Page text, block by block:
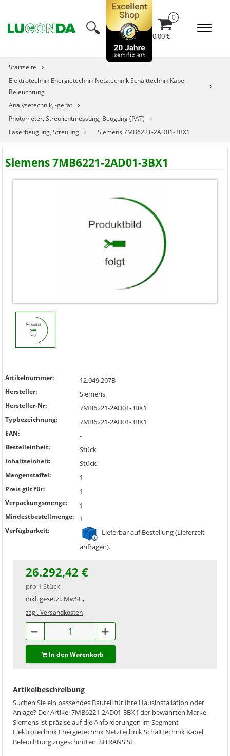
🔍︎ 0,00 €
Startseite
Elektrotechnik Energietechnik Netztechnik Schalttechnik Kabel
Beleuchtung
Analysetechnik, -gerät
Photometer, Streulichtmessung, Beugung (PAT)
Laserbeugung, Streuung
Siemens 7MB6221-2AD01-3BX1
Siemens 7MB6221-2AD01-3BX1
Artikelnummer: 12.049.207B
Hersteller: Siemens
Hersteller-Nr: 7MB6221-2AD01-3BX1
Typbezeichnung: 7MB6221-2AD01-3BX1
EAN: -
Bestelleinheit: Stück
Inhaltseinheit: Stück
Mengenstaffel: 1
Preis gilt für: 1
Verpackungsmenge: 1
Mindestbestellmenge: 1
Verfügbarkeit:
Lieferbar auf Bestellung (Lieferzeit
anfragen).
26.292,42 €
pro 1 Stück
inkl. gesetzl. MwSt.,
zzgl. Versandkosten
In den Warenkorb
Artikelbeschreibung
Suchen Sie ein passendes Bauteil für Ihre Hausinstallation oder
Anlage? Der Artikel 7MB6221-2AD01-3BX1 der bewährten Marke
Siemens ist präzise auf die Anforderungen im Segment
Elektrotechnik Energietechnik Netztechnik Schalttechnik Kabel
Beleuchtung zugeschnitten. SITRANS SL.